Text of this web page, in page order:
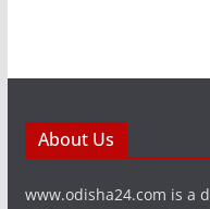
About Us
www.odisha24.com is a